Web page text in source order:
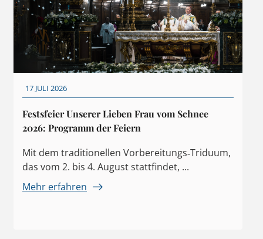
17 JULI 2026
Festsfeier Unserer Lieben Frau vom Schnee
2026: Programm der Feiern
Mit dem traditionellen Vorbereitungs‑Triduum,
das vom 2. bis 4. August stattfindet, ...
Mehr erfahren